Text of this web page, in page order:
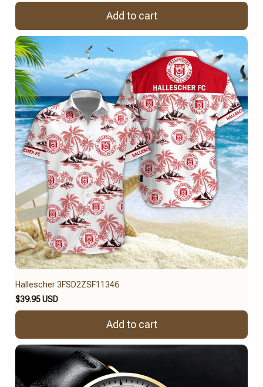
Add to cart
Hallescher 3FSD2ZSF11346
$39.95 USD
Add to cart